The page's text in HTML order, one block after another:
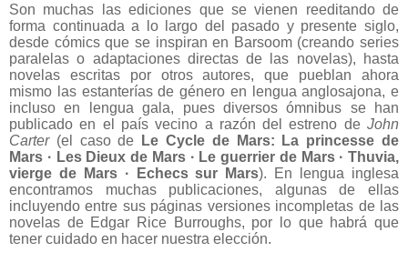
Son muchas las ediciones que se vienen reeditando de
forma continuada a lo largo del pasado y presente siglo,
desde cómics que se inspiran en Barsoom (creando series
paralelas o adaptaciones directas de las novelas), hasta
novelas escritas por otros autores, que pueblan ahora
mismo las estanterías de género en lengua anglosajona, e
incluso en lengua gala, pues diversos ómnibus se han
publicado en el país vecino a razón del estreno de John
Carter (el caso de
Le Cycle de Mars: La princesse de
Mars · Les Dieux de Mars · Le guerrier de Mars · Thuvia,
vierge de Mars · Echecs sur Mars). En lengua inglesa
encontramos muchas publicaciones, algunas de ellas
incluyendo entre sus páginas versiones incompletas de las
novelas de Edgar Rice Burroughs, por lo que habrá que
tener cuidado en hacer nuestra elección.